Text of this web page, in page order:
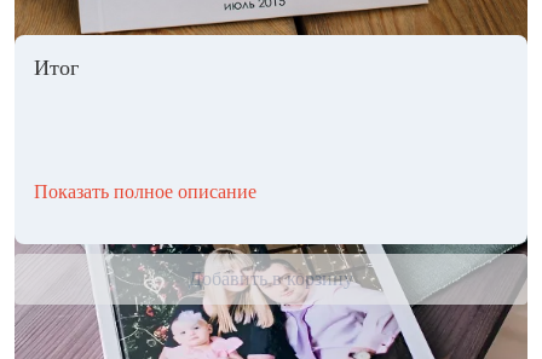
Итог
Показать полное описание
Добавить в корзину